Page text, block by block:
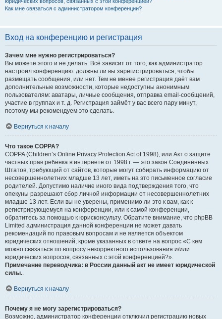
Как мне связаться с администратором конференции?
Вход на конференцию и регистрация
Зачем мне нужно регистрироваться?
Вы можете этого и не делать. Всё зависит от того, как администратор
настроил конференцию: должны ли вы зарегистрироваться, чтобы
размещать сообщения, или нет. Тем не менее регистрация даёт вам
дополнительные возможности, которые недоступны анонимным
пользователям: аватары, личные сообщения, отправка email-сообщений,
участие в группах и т. д. Регистрация займёт у вас всего пару минут,
поэтому мы рекомендуем это сделать.
Вернуться к началу
Что такое COPPA?
COPPA (Children’s Online Privacy Protection Act of 1998), или Акт о защите
частных прав ребёнка в интернете от 1998 г. — это закон Соединённых
Штатов, требующий от сайтов, которые могут собирать информацию от
несовершеннолетних младше 13 лет, иметь на это письменное согласие
родителей. Допустимо наличие иного вида подтверждения того, что
опекуны разрешают сбор личной информации от несовершеннолетних
младше 13 лет. Если вы не уверены, применимо ли это к вам, как к
регистрирующемуся на конференции, или к самой конференции,
обратитесь за помощью к юрисконсульту. Обратите внимание, что phpBB
Limited администрация данной конференции не может давать
рекомендаций по правовым вопросам и не является объектом
юридических отношений, кроме указанных в ответе на вопрос «С кем
можно связаться по вопросу некорректного использования и/или
юридических вопросов, связанных с этой конференцией?».
Примечание переводчика: в России данный акт не имеет юридической
силы..
Вернуться к началу
Почему я не могу зарегистрироваться?
Возможно, администратор конференции отключил регистрацию новых